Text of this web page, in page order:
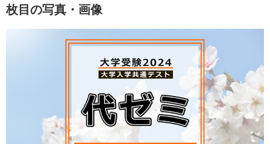
枚目の写真・画像